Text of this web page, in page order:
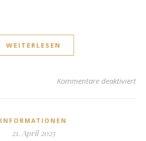
WEITERLESEN
Kommentare deaktiviertfür
INFORMATIONEN
21. April 2025